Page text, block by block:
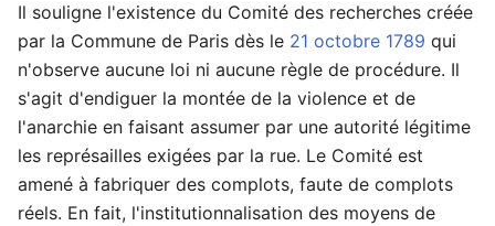
Il souligne l'existence du Comité des recherches créée
par la Commune de Paris dès le 21 octobre 1789 qui
n'observe aucune loi ni aucune règle de procédure. Il
s'agit d'endiguer la montée de la violence et de
l'anarchie en faisant assumer par une autorité légitime
les représailles exigées par la rue. Le Comité est
amené à fabriquer des complots, faute de complots
réels. En fait, l'institutionnalisation des moyens de